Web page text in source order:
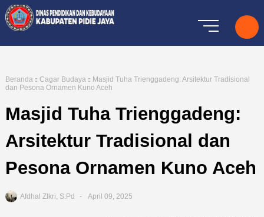
Beranda Cagar Budaya
Masjid Tuha Trienggadeng: Arsitektur Tradisional
dan Pesona Ornamen Kuno Aceh
Masjid Tuha Trienggadeng:
Arsitektur Tradisional dan
Pesona Ornamen Kuno Aceh
Afdhal ZIkri, S.Pd April 09, 2025